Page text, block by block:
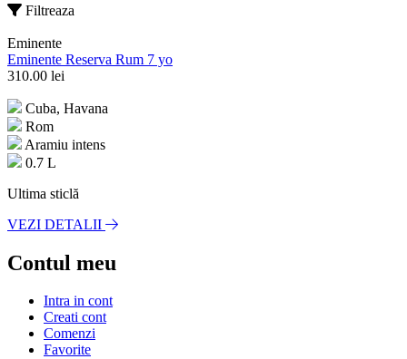
Filtreaza
Eminente
Eminente Reserva Rum 7 yo
310.00 lei
Cuba, Havana
Rom
Aramiu intens
0.7 L
Ultima sticlă
VEZI DETALII
Contul meu
Intra in cont
Creati cont
Comenzi
Favorite